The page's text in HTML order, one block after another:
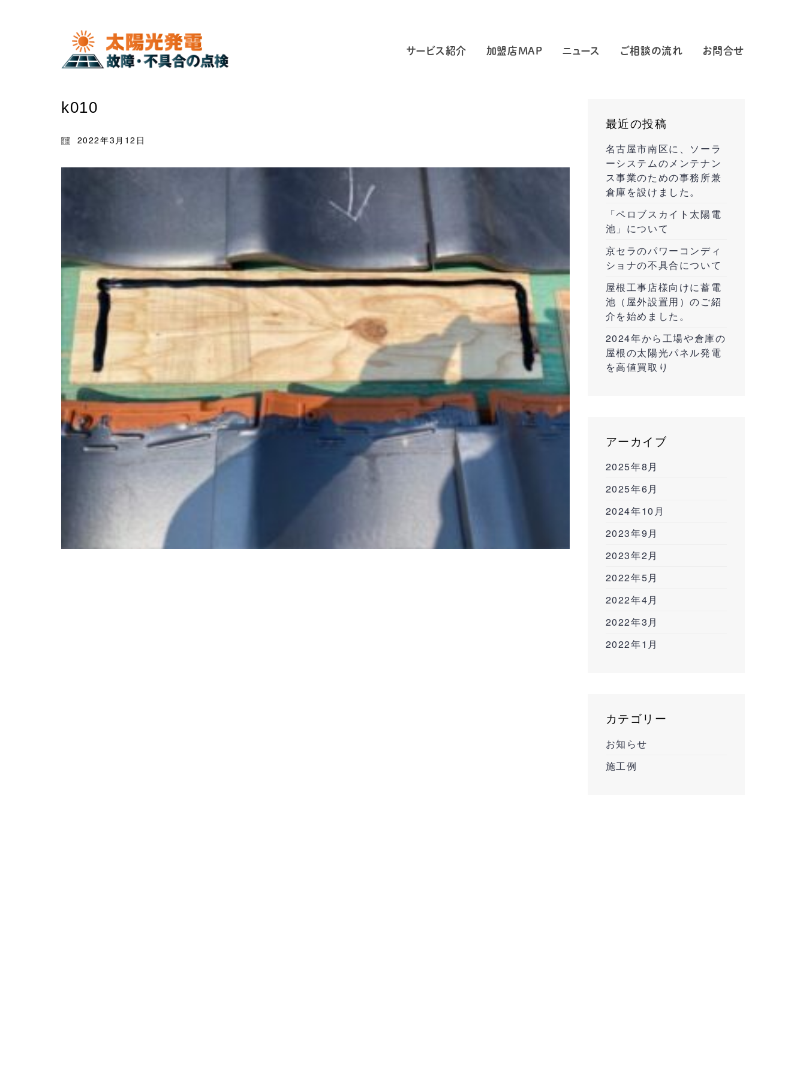
サービス紹介 加盟店MAP ニュース ご相談の流れ お問合せ
k010
2022年3月12日
最近の投稿
名古屋市南区に、ソーラ
ーシステムのメンテナン
ス事業のための事務所兼
倉庫を設けました。
「ペロブスカイト太陽電
池」について
京セラのパワーコンディ
ショナの不具合について
屋根工事店様向けに蓄電
池（屋外設置用）のご紹
介を始めました。
2024年から工場や倉庫の
屋根の太陽光パネル発電
を高値買取り
アーカイブ
2025年8月
2025年6月
2024年10月
2023年9月
2023年2月
2022年5月
2022年4月
2022年3月
2022年1月
カテゴリー
お知らせ
施工例